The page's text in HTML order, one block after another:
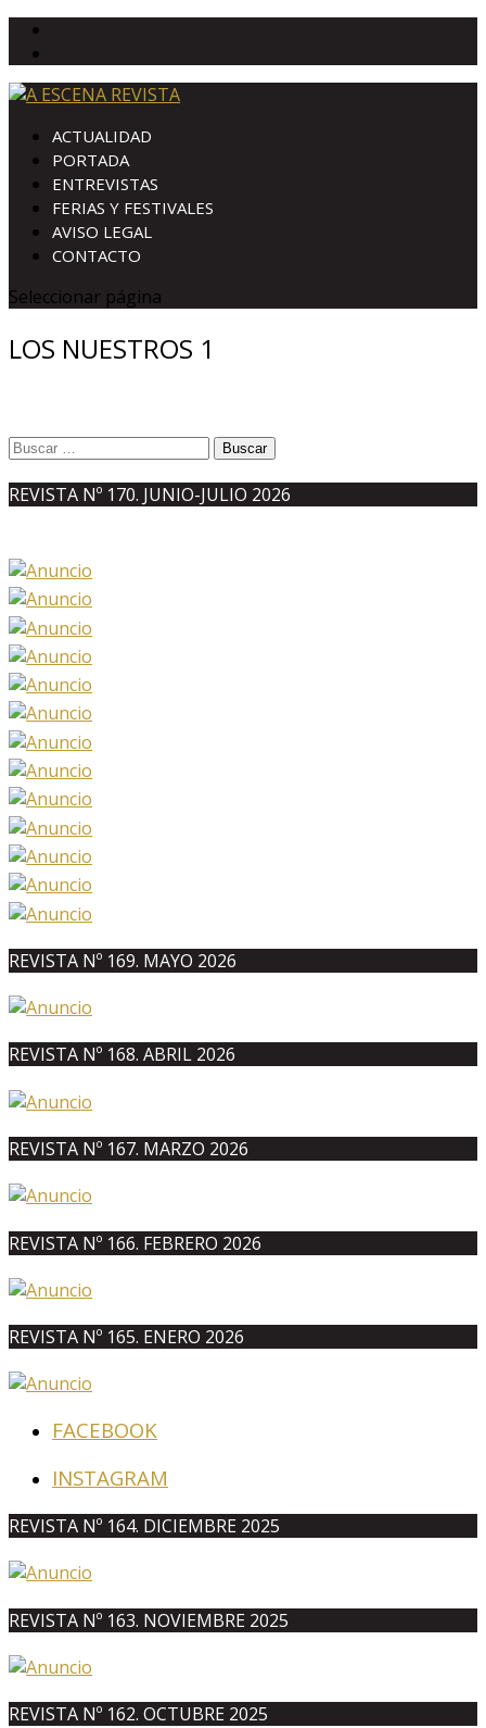
ACTUALIDAD
PORTADA
ENTREVISTAS
FERIAS Y FESTIVALES
AVISO LEGAL
CONTACTO
Seleccionar página
LOS NUESTROS 1
Buscar:
REVISTA Nº 170. JUNIO-JULIO 2026
REVISTA Nº 169. MAYO 2026
REVISTA Nº 168. ABRIL 2026
REVISTA Nº 167. MARZO 2026
REVISTA Nº 166. FEBRERO 2026
REVISTA Nº 165. ENERO 2026
FACEBOOK
INSTAGRAM
REVISTA Nº 164. DICIEMBRE 2025
REVISTA Nº 163. NOVIEMBRE 2025
REVISTA Nº 162. OCTUBRE 2025